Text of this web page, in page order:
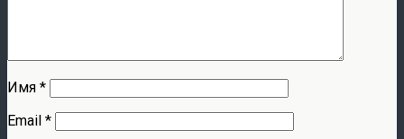
Имя *
Email *